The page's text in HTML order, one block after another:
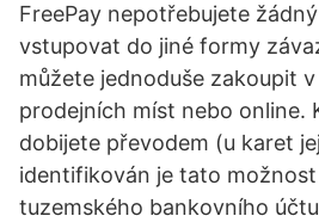
FreePay nepotřebujete
vstupovat do jiné formy
můžete jednoduše zakoupit
prodejních míst nebo online.
dobijete převodem (u karet
identifikován je tato
tuzemského bankovního